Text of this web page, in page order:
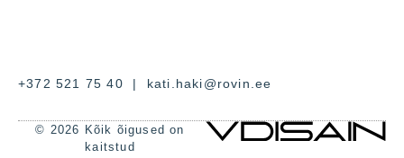
+372 521 75 40 | kati.haki@rovin.ee
© 2026 Kõik õigused on
kaitstud